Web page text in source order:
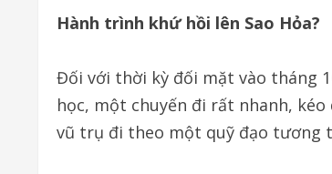
Hành trình khứ hồi lên Sao Hỏa?
Đối với thời kỳ đối mặt vào tháng
học, một chuyến đi rất nhanh,
vũ trụ đi theo một quỹ đạo tương